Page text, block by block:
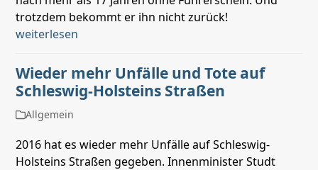
trotzdem bekommt er ihn nicht zurück!
weiterlesen
Wieder mehr Unfälle und Tote auf
Schleswig-Holsteins Straßen
Allgemein
2016 hat es wieder mehr Unfälle auf Schleswig-
Holsteins Straßen gegeben. Innenminister Studt